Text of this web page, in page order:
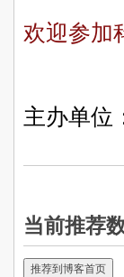
欢迎参加
主办单位
当前推荐
推荐到博客首页